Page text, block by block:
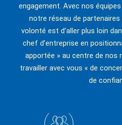
engagement. Avec nos
notre réseau de
volonté est d’aller plus loin
chef d’entreprise en
apportée » au centre de nos
travailler avec vous « de
de